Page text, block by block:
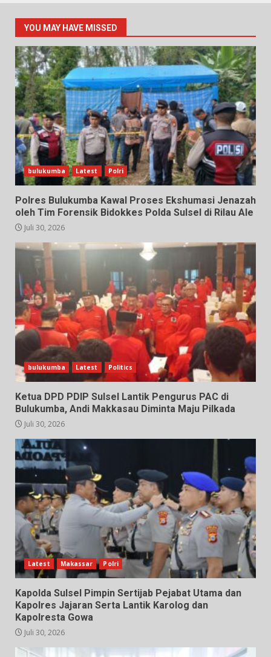
YOU MAY HAVE MISSED
bulukumba Latest Polri
Polres Bulukumba Kawal Proses Ekshumasi Jenazah
oleh Tim Forensik Bidokkes Polda Sulsel di Rilau Ale
Juli 30, 2026
bulukumba Latest Politics
Ketua DPD PDIP Sulsel Lantik Pengurus PAC di
Bulukumba, Andi Makkasau Diminta Maju Pilkada
Juli 30, 2026
Latest Makassar Polri
Kapolda Sulsel Pimpin Sertijab Pejabat Utama dan
Kapolres Jajaran Serta Lantik Karolog dan
Kapolresta Gowa
Juli 30, 2026